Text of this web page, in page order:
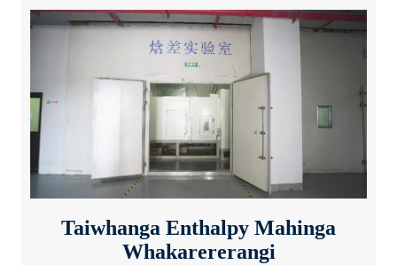
Taiwhanga Enthalpy Mahinga
Whakarererangi